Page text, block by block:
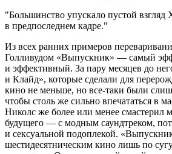
Большинство упускало пустой взгляд
в предпоследнем кадре.
Из всех ранних примеров
Голливудом «Выпускник» — самый
и эффективный. За пару месяцев до
и Клайд», которые сделали для
кино не меньше, но все-таки были
чтобы столь же сильно впечататься в
Николс же более или менее
будущего — с модным саундтреком,
и сексуальной подоплекой.
шестидесятническим кино лишь по